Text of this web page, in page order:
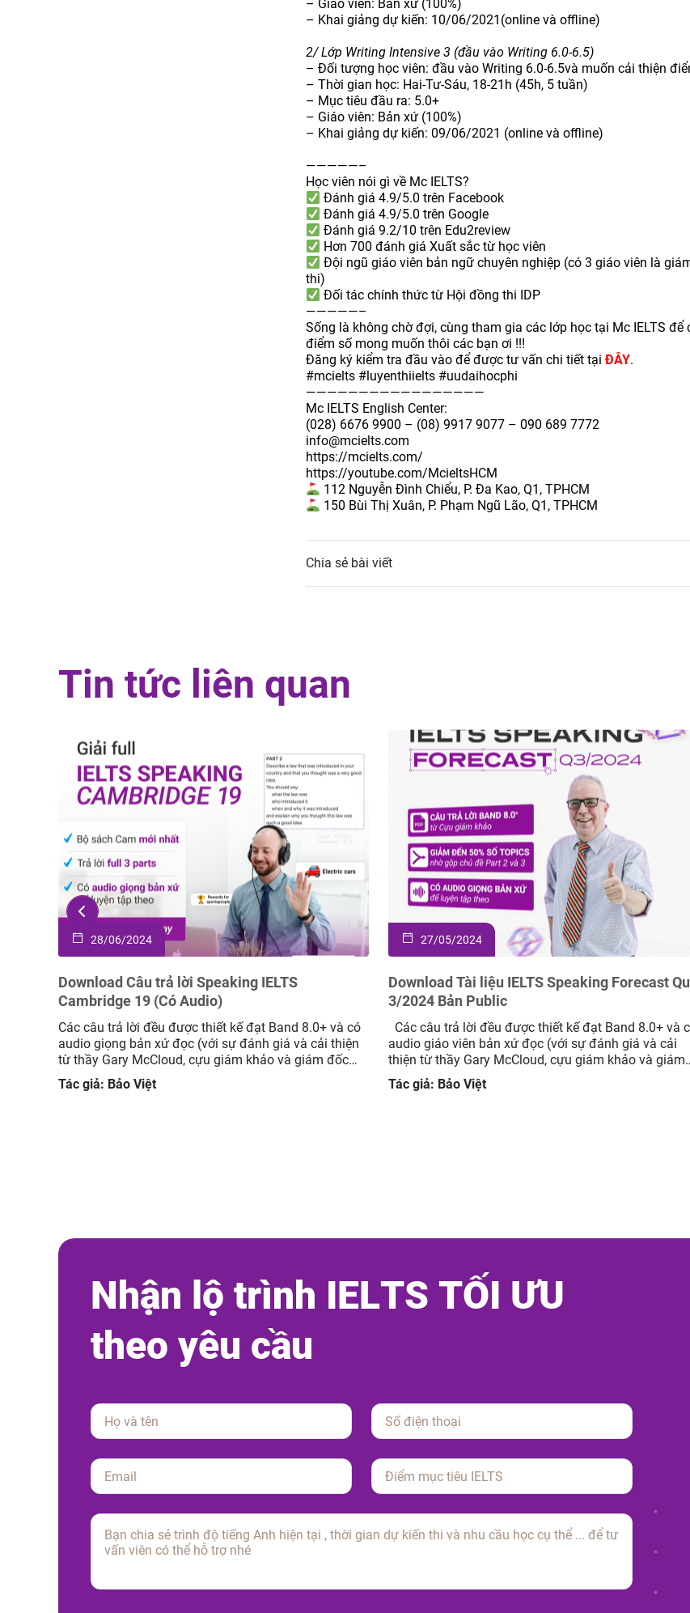
– Giáo viên: Bản xứ (100%)
– Khai giảng dự kiến: 10/06/2021(online và offline)
2/ Lớp Writing Intensive 3 (đầu vào Writing 6.0-6.5)
– Đối tượng học viên: đầu vào Writing 6.0-6.5và muốn cải thiện
– Thời gian học: Hai-Tư-Sáu, 18-21h (45h, 5 tuần)
– Mục tiêu đầu ra: 5.0+
– Giáo viên: Bản xứ (100%)
– Khai giảng dự kiến: 09/06/2021 (online và offline)
—————–
Học viên nói gì về Mc IELTS?
Đánh giá 4.9/5.0 trên Facebook
Đánh giá 4.9/5.0 trên Google
Đánh giá 9.2/10 trên Edu2review
Hơn 700 đánh giá Xuất sắc từ học viên
Đội ngũ giáo viên bản ngữ chuyên nghiệp (có 3 giáo viên là
thi)
Đối tác chính thức từ Hội đồng thi IDP
—————–
Sống là không chờ đợi, cùng tham gia các lớp học tại Mc IELTS để
điểm số mong muốn thôi các bạn ơi !!!
Đăng ký kiểm tra đầu vào để được tư vấn chi tiết tạiĐÂY.
#mcielts #luyenthiielts #uudaihocphi
—————————————————
Mc IELTS English Center:
(028) 6676 9900 – (08) 9917 9077 – 090 689 7772
info@mcielts.com
https://mcielts.com/
https://youtube.com/McieltsHCM
112 Nguyễn Đình Chiểu, P. Đa Kao, Q1, TPHCM
150 Bùi Thị Xuân, P. Phạm Ngũ Lão, Q1, TPHCM
Chia sẻ bài viết
Tin tức liên quan
27/05/2024
Download Tài liệu IELTS Speaking Forecast Quý
3/2024 Bản Public
Các câu trả lời đều được thiết kế đạt Band 8.0+ và có
audio giáo viên bản xứ đọc (với sự đánh giá và cải
thiện từ thầy Gary McCloud, cựu giám khảo và giám
đốc học thuật tại Mc IELTS) Cách học hiệu quả: Đọc
câu hỏi và tự suy nghĩ câu trả […]
Tác giả: Bảo Việt
23/04/2024
Tối thiểu IELTS bao nhiêu để đi du học? Những
lưu ý khi đi du học
Trong bối cảnh toàn cầu hóa hiện nay, việc du học
không chỉ mở ra cánh cửa học vấn mà còn là cơ hội
để trải nghiệm văn hóa mới và phát triển bản thân.
Trong số các yêu cầu quan trọng để bước chân vào
hành trình du học, điểm số IELTS hầu như […]
Tác giả: Bảo Việt
Nhận lộ trình IELTS TỐI ƯU
theo yêu cầu